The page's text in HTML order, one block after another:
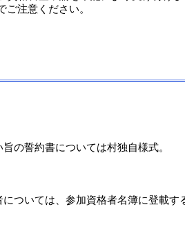
注意ください。
の誓約書については村独自様式。
ついては、参加資格者名簿に登載す